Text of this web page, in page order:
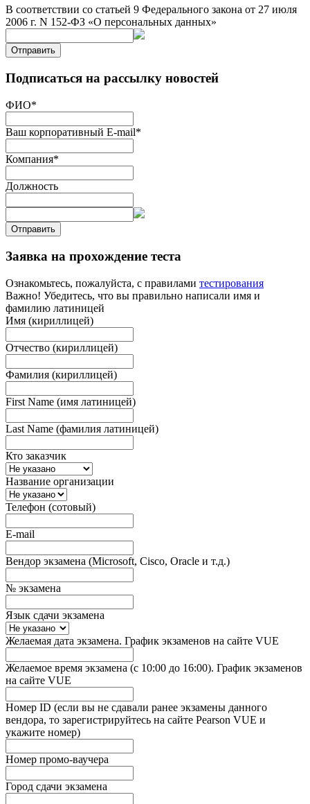
В соответствии со статьей 9 Федерального закона от 27 июля
2006 г. N 152-ФЗ «О персональных данных»
Отправить
Подписаться на рассылку новостей
ФИО*
Ваш корпоративный E-mail*
Компания*
Должность
Отправить
Заявка на прохождение теста
Ознакомьтесь, пожалуйста, с правилами тестирования
Важно! Убедитесь, что вы правильно написали имя и
фамилию латиницей
Имя (кириллицей)
Отчество (кириллицей)
Фамилия (кириллицей)
First Name (имя латиницей)
Last Name (фамилия латиницей)
Кто заказчик
Название организации
Телефон (сотовый)
E-mail
Вендор экзамена (Microsoft, Cisco, Oracle и т.д.)
№ экзамена
Язык сдачи экзамена
Желаемая дата экзамена. График экзаменов на сайте VUE
Желаемое время экзамена (с 10:00 до 16:00). График экзаменов
на сайте VUE
Номер ID (если вы не сдавали ранее экзамены данного
вендора, то зарегистрируйтесь на сайте Pearson VUE и
укажите номер)
Номер промо-ваучера
Город сдачи экзамена